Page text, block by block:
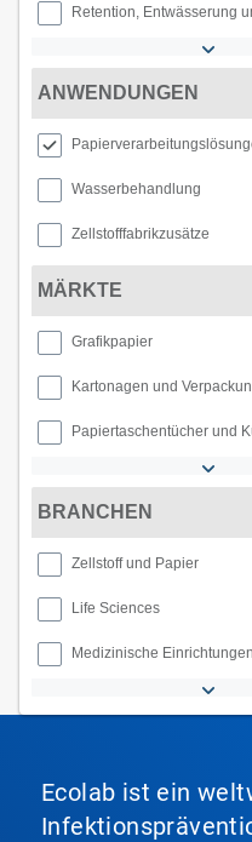
ANWENDUNGEN
Wasserbehandlung
Zellstofffabrikzusätze
MÄRKTE
Grafikpapier
Kartonagen und
Papiertaschentücher und
BRANCHEN
Zellstoff und Papier
Life Sciences
Medizinische Einrichtungen
Ecolab ist ein